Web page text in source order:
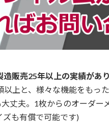
販売25年以上の実績があり
以上と、様々な機能をもっ
丈夫。1枚からのオーダ
も有償で可能です)